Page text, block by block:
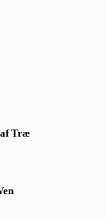
Træ